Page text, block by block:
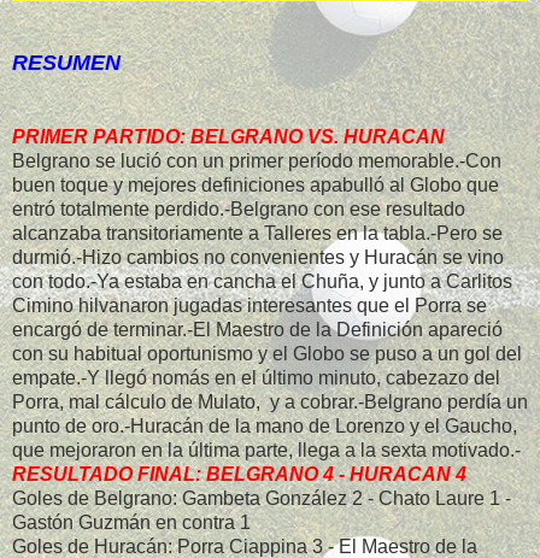
RESUMEN
PRIMER PARTIDO: BELGRANO VS. HURACAN
Belgrano se lució con un primer período memorable.-Con
buen toque y mejores definiciones apabulló al Globo que
entró totalmente perdido.-Belgrano con ese resultado
alcanzaba transitoriamente a Talleres en la tabla.-Pero se
durmió.-Hizo cambios no convenientes y Huracán se vino
con todo.-Ya estaba en cancha el Chuña, y junto a Carlitos
Cimino hilvanaron jugadas interesantes que el Porra se
encargó de terminar.-El Maestro de la Definición apareció
con su habitual oportunismo y el Globo se puso a un gol del
empate.-Y llegó nomás en el último minuto, cabezazo del
Porra, mal cálculo de Mulato, y a cobrar.-Belgrano perdía un
punto de oro.-Huracán de la mano de Lorenzo y el Gaucho,
que mejoraron en la última parte, llega a la sexta motivado.-
RESULTADO FINAL: BELGRANO 4 - HURACAN 4
Goles de Belgrano: Gambeta González 2 - Chato Laure 1 -
Gastón Guzmán en contra 1
Goles de Huracán: Porra Ciappina 3 - El Maestro de la